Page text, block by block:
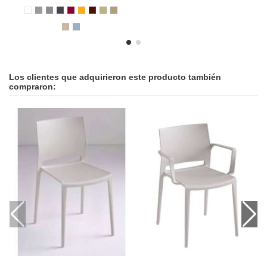
Los clientes que adquirieron este producto también
compraron: